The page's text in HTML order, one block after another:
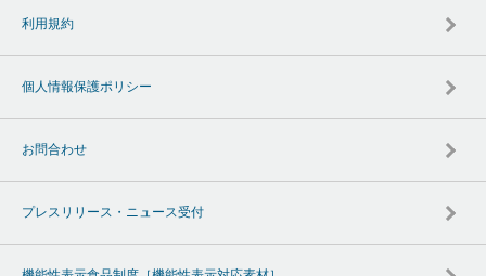
利用規約
個人情報保護ポリシー
お問合わせ
プレスリリース・ニュース受付